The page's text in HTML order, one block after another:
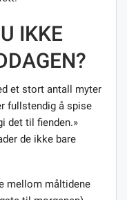
IKKE
et stort antall myter
fullstendig å spise
det til fienden.»
de ikke bare
mellom måltidene